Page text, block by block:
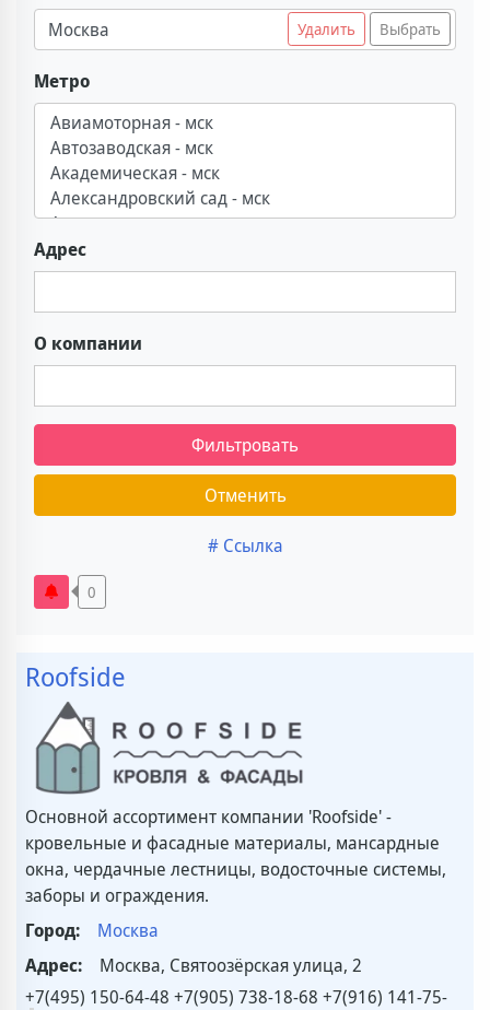
Москва
Удалить Выбрать
Метро
Адрес
О компании
Фильтровать
Отменить
# Ссылка
0
Roofside
Основной ассортимент компании 'Roofside' -
кровельные и фасадные материалы, мансардные
окна, чердачные лестницы, водосточные системы,
заборы и ограждения.
Город:
Москва
Адрес:
Москва, Святоозёрская улица, 2
+7(495) 150-64-48 +7(905) 738-18-68 +7(916) 141-75-